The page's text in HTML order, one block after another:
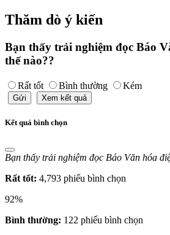
Thăm dò ý kiến
Bạn thấy trải nghiệm đọc Báo
thế nào??
Rất tốt Bình thường Kém
Gửi Xem kết quả
Kết quả bình chọn
Bạn thấy trải nghiệm đọc Báo Văn hóa
Rất tốt: 4,793 phiếu bình chọn
92%
Bình thường: 122 phiếu bình chọn